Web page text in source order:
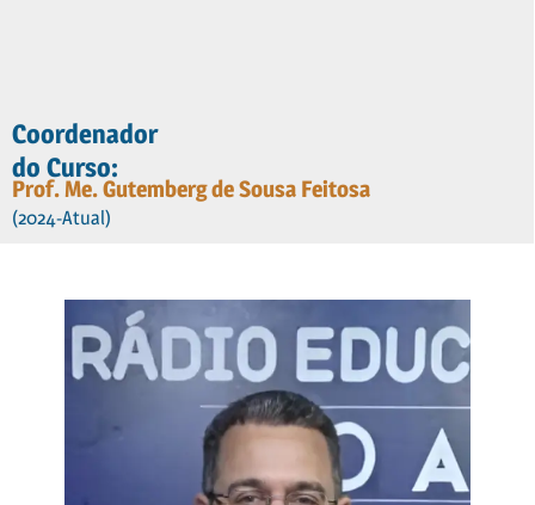
Coordenador
do Curso:
Prof. Me. Gutemberg de Sousa Feitosa
(2024-Atual)